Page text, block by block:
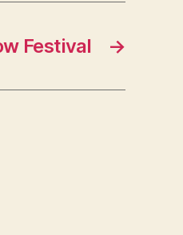
→
Festival